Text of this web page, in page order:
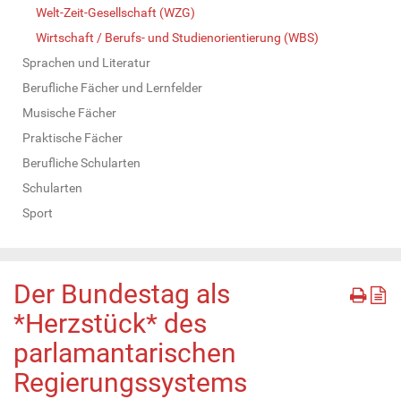
Welt-Zeit-Gesellschaft (WZG)
Wirtschaft / Berufs- und Studienorientierung (WBS)
Sprachen und Literatur
Berufliche Fächer und Lernfelder
Musische Fächer
Praktische Fächer
Berufliche Schularten
Schularten
Sport
Der Bundestag als
*Herzstück* des
parlamantarischen
Regierungssystems